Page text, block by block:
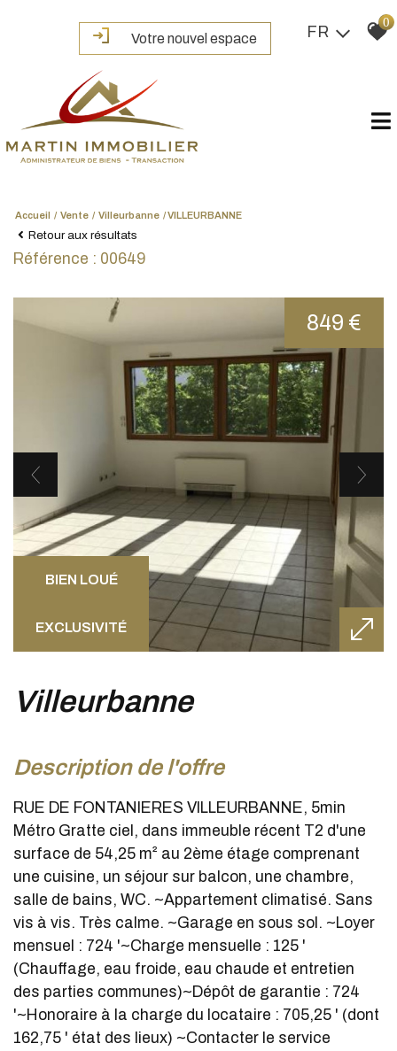
Votre nouvel espace FR
0
Accueil Vente Villeurbanne VILLEURBANNE
Retour aux résultats
Référence : 00649
BIEN LOUÉ
EXCLUSIVITÉ
849 €
villeurbanne
description de l'offre
RUE DE FONTANIERES VILLEURBANNE, 5min
Métro Gratte ciel, dans immeuble récent T2 d'une
surface de 54,25 m² au 2ème étage comprenant
une cuisine, un séjour sur balcon, une chambre,
salle de bains, WC. ~Appartement climatisé. Sans
vis à vis. Très calme. ~Garage en sous sol. ~Loyer
mensuel : 724 '~Charge mensuelle : 125 '
(Chauffage, eau froide, eau chaude et entretien
des parties communes)~Dépôt de garantie : 724
'~Honoraire à la charge du locataire : 705,25 ' (dont
162,75 ' état des lieux) ~Contacter le service